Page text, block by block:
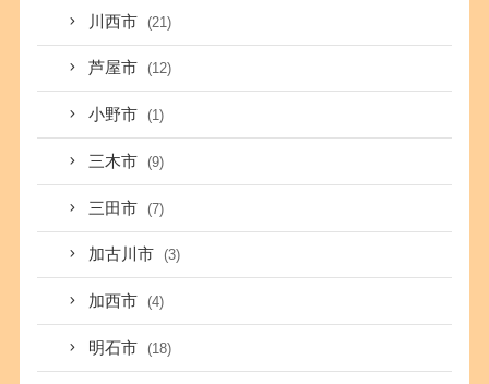
川西市 (21)
芦屋市 (12)
小野市 (1)
三木市 (9)
三田市 (7)
加古川市 (3)
加西市 (4)
明石市 (18)